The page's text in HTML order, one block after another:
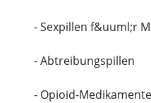
- Sexpillen f&uuml;r
- Abtreibungspillen
- Opioid-Medikamente